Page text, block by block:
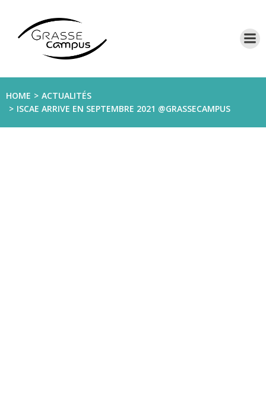
HOME
ACTUALITÉS
ISCAE ARRIVE EN SEPTEMBRE 2021 @GRASSECAMPUS